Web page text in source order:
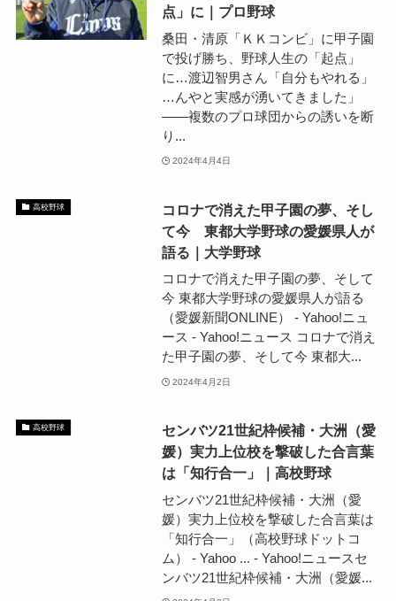
点」に｜プロ野球
桑田・清原「ＫＫコンビ」に甲子園
で投げ勝ち、野球人生の「起点」
に…渡辺智男さん「自分もやれる」
…んやと実感が湧いてきました」
――複数のプロ球団からの誘いを断
り...
2024年4月4日
高校野球
コロナで消えた甲子園の夢、そし
て今 東都大学野球の愛媛県人が
語る｜大学野球
コロナで消えた甲子園の夢、そして
今 東都大学野球の愛媛県人が語る
（愛媛新聞ONLINE） - Yahoo!ニュ
ース - Yahoo!ニュース コロナで消え
た甲子園の夢、そして今 東都大...
2024年4月2日
高校野球
センバツ21世紀枠候補・大洲（愛
媛）実力上位校を撃破した合言葉
は「知行合一」｜高校野球
センバツ21世紀枠候補・大洲（愛
媛）実力上位校を撃破した合言葉は
「知行合一」（高校野球ドットコ
ム） - Yahoo ... - Yahoo!ニュースセ
ンバツ21世紀枠候補・大洲（愛媛...